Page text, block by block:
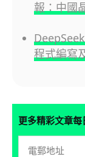
報：中國
程式編寫
更多精彩文章